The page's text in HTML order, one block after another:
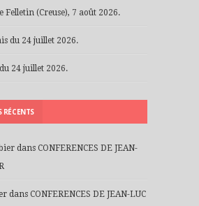
Felletin (Creuse), 7 août 2026.
du 24 juillet 2026.
24 juillet 2026.
RÉCENTS
dans CONFERENCES DE JEAN-
dans CONFERENCES DE JEAN-LUC